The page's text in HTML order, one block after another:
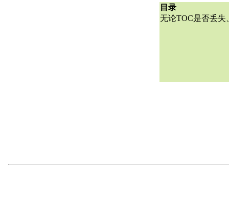
目录
无论TOC是否丢失